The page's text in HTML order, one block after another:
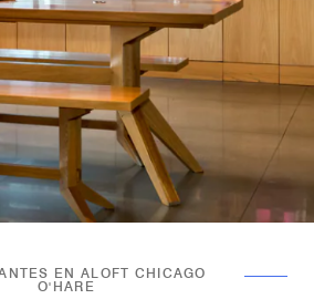
EN ALOFT CHICAGO
O'HARE